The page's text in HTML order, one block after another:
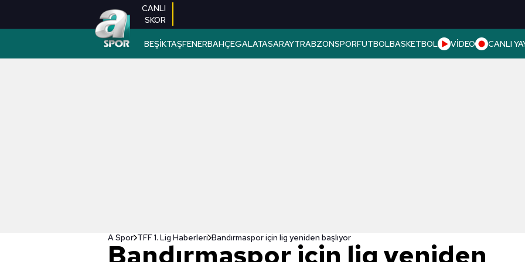
CANLI
SKOR
BEŞİKTAŞFENERBAHÇEGALATASARAYTRABZONSPORFUTBOLBASKETBOL VİDEO CANLI
A Spor TFF 1. Lig Haberleri Bandırmaspor için lig yeniden başlıyor
Bandırmaspor için lig yeniden